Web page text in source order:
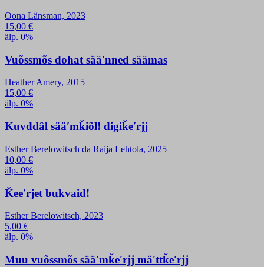
Oona Länsman, 2023
15,00 €
älp. 0%
Vuõssmõs dohat sääʹnned säämas
Heather Amery, 2015
15,00 €
älp. 0%
Kuvddâl sääʹmǩiõl! digiǩeʹrjj
Esther Berelowitsch da Raija Lehtola, 2025
10,00 €
älp. 0%
Ǩeeʹrjet bukvaid!
Esther Berelowitsch, 2023
5,00 €
älp. 0%
Muu vuõssmõs sääʹmǩeʹrjj mäʹttǩeʹrjj